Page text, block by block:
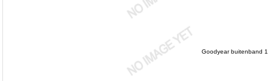
Goodyear buitenband